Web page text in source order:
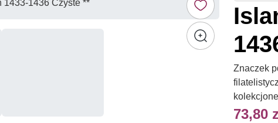
Znaczek
73,80